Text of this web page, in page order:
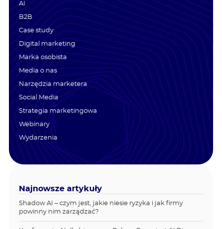
AI
B2B
Case study
Digital marketing
Marka osobista
Media o nas
Narzędzia marketera
Social Media
Strategia marketingowa
Webinary
Wydarzenia
Najnowsze artykuły
Shadow AI – czym jest, jakie niesie ryzyka i jak firmy
powinny nim zarządzać?